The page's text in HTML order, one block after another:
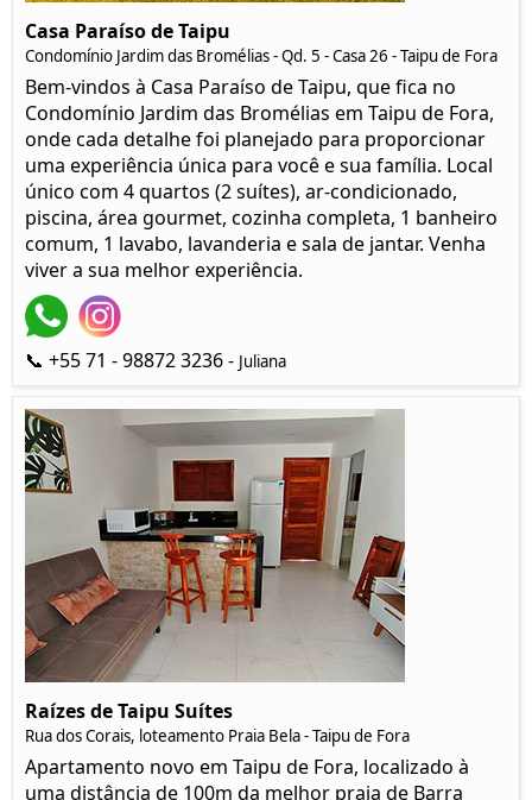
Casa Paraíso de Taipu
Condomínio Jardim das Bromélias - Qd. 5 - Casa 26 - Taipu de Fora
Bem-vindos à Casa Paraíso de Taipu, que fica no
Condomínio Jardim das Bromélias em Taipu de Fora,
onde cada detalhe foi planejado para proporcionar
uma experiência única para você e sua família. Local
único com 4 quartos (2 suítes), ar-condicionado,
piscina, área gourmet, cozinha completa, 1 banheiro
comum, 1 lavabo, lavanderia e sala de jantar. Venha
viver a sua melhor experiência.
📞 +55 71 - 98872 3236 - Juliana
Raízes de Taipu Suítes
Rua dos Corais, loteamento Praia Bela - Taipu de Fora
Apartamento novo em Taipu de Fora, localizado à
uma distância de 100m da melhor praia de Barra